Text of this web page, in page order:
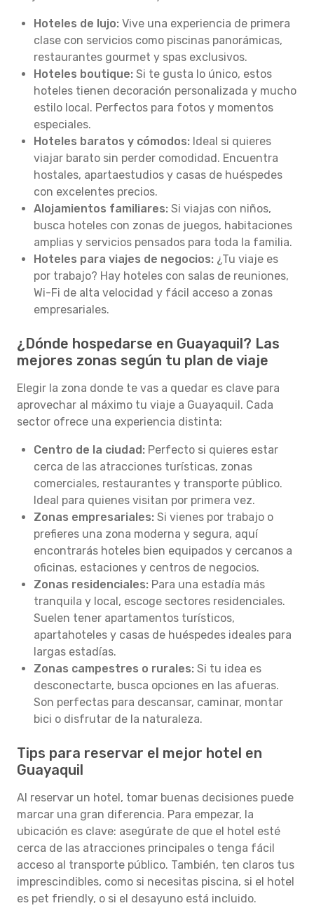
Hoteles de lujo: Vive una experiencia de primera
clase con servicios como piscinas panorámicas,
restaurantes gourmet y spas exclusivos.
Hoteles boutique: Si te gusta lo único, estos
hoteles tienen decoración personalizada y mucho
estilo local. Perfectos para fotos y momentos
especiales.
Hoteles baratos y cómodos: Ideal si quieres
viajar barato sin perder comodidad. Encuentra
hostales, apartaestudios y casas de huéspedes
con excelentes precios.
Alojamientos familiares: Si viajas con niños,
busca hoteles con zonas de juegos, habitaciones
amplias y servicios pensados para toda la familia.
Hoteles para viajes de negocios: ¿Tu viaje es
por trabajo? Hay hoteles con salas de reuniones,
Wi-Fi de alta velocidad y fácil acceso a zonas
empresariales.
¿Dónde hospedarse en Guayaquil? Las
mejores zonas según tu plan de viaje
Elegir la zona donde te vas a quedar es clave para
aprovechar al máximo tu viaje a Guayaquil. Cada
sector ofrece una experiencia distinta:
Centro de la ciudad: Perfecto si quieres estar
cerca de las atracciones turísticas, zonas
comerciales, restaurantes y transporte público.
Ideal para quienes visitan por primera vez.
Zonas empresariales: Si vienes por trabajo o
prefieres una zona moderna y segura, aquí
encontrarás hoteles bien equipados y cercanos a
oficinas, estaciones y centros de negocios.
Zonas residenciales: Para una estadía más
tranquila y local, escoge sectores residenciales.
Suelen tener apartamentos turísticos,
apartahoteles y casas de huéspedes ideales para
largas estadías.
Zonas campestres o rurales: Si tu idea es
desconectarte, busca opciones en las afueras.
Son perfectas para descansar, caminar, montar
bici o disfrutar de la naturaleza.
Tips para reservar el mejor hotel en
Guayaquil
Al reservar un hotel, tomar buenas decisiones puede
marcar una gran diferencia. Para empezar, la
ubicación es clave: asegúrate de que el hotel esté
cerca de las atracciones principales o tenga fácil
acceso al transporte público. También, ten claros tus
imprescindibles, como si necesitas piscina, si el hotel
es pet friendly, o si el desayuno está incluido.